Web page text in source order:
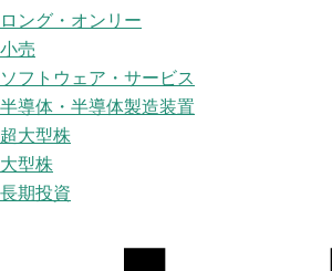
ロング・オンリー
小売
ソフトウェア・サービス
半導体・半導体製造装置
超大型株
大型株
長期投資